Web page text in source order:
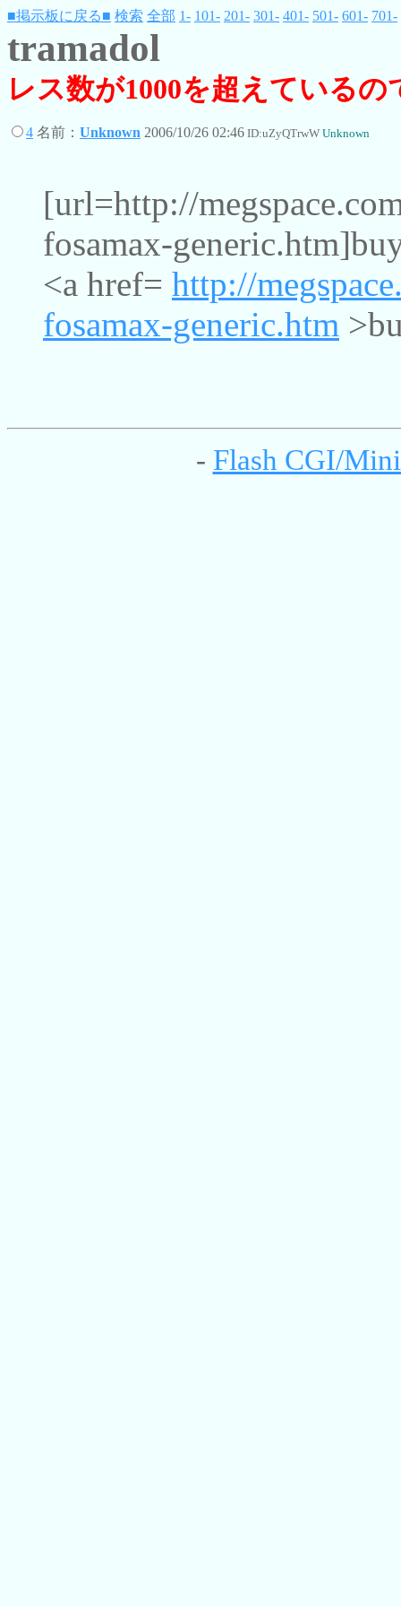
■掲示板に戻る■ 検索 全部 1- 101- 201- 301- 401- 501- 601- 701-
tramadol
レス数が1000を超えている
4 名前： Unknown 2006/10/26 02:46 ID:uZyQTrwW Unknown
[url=http://
fosamax-
<a href= http://
fosamax-generic.htm
- Flash CGI/